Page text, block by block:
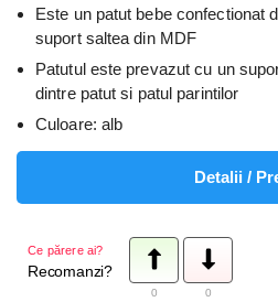
Este un patut bebe confectionat
suport saltea din MDF
Patutul este prevazut cu un
dintre patut si patul parintilor
Culoare: alb
Detalii /
Ce părere ai?
Recomanzi?
0 0